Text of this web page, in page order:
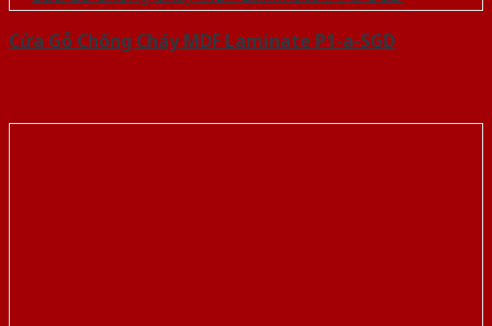
Cửa Gỗ Chống Cháy MDF Laminate P1-a-SGD